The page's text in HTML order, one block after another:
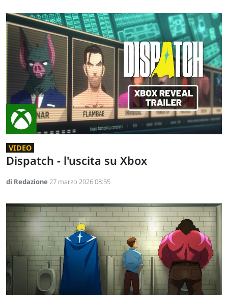
VIDEO
Dispatch - l'uscita su Xbox
di Redazione27 marzo 2026 08:55